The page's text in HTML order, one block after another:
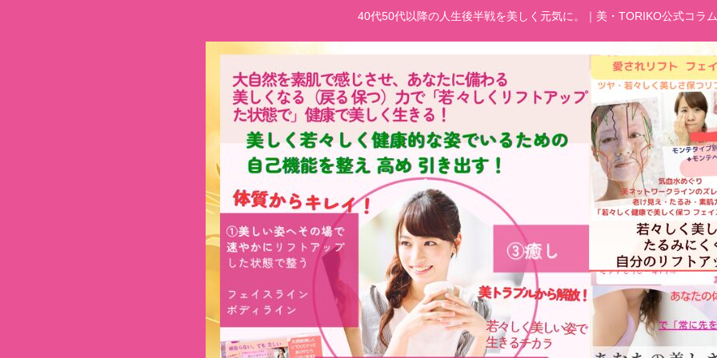
40代50代以降の人生後半戦を美しく元気に。｜美・TORIKO公式コラム